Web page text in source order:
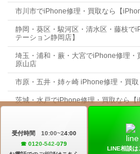
受付時間 10:00~24:00
☎︎ 0120-542-079
LINE相談は
市川市でiPhone修理・買取なら【
静岡・葵区・駿河区・清水区・藤枝で
テーション静岡店】
埼玉・浦和・蕨・大宮でiPhone修理・
原山店
市原・五井・姉ヶ崎 iPhone修理・買
茨城・水戸でiPhone修理・買取なら